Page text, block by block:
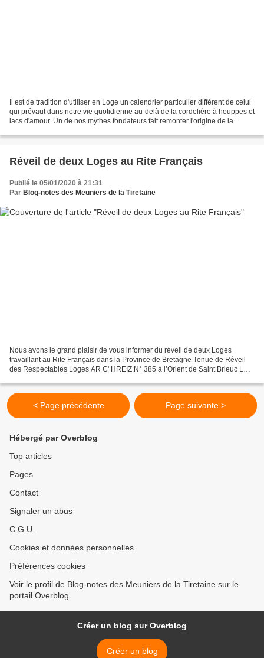
Il est de tradition d'utiliser en Loge un calendrier particulier différent de celui
qui prévaut dans notre vie quotidienne au-delà de la cordelière à houppes et
lacs d'amour. Un de nos mythes fondateurs fait remonter l'origine de la
Réveil de deux Loges au Rite Français
Publié le 05/01/2020 à 21:31
Par Blog-notes des Meuniers de la Tiretaine
Nous avons le grand plaisir de vous informer du réveil de deux Loges
travaillant au Rite Français dans la Province de Bretagne Tenue de Réveil
des Respectables Loges AR C' HREIZ N° 385 à l’Orient de Saint Brieuc LA
< Page précédente Page suivante >
Hébergé par Overblog
Top articles
Pages
Contact
Signaler un abus
C.G.U.
Cookies et données personnelles
Préférences cookies
Voir le profil de Blog-notes des Meuniers de la Tiretaine sur le
portail Overblog
Créer un blog sur Overblog
Créer un blog